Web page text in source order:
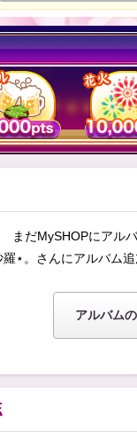
まだMySHOPにアル
⋆。 さんにアルバム
アルバム